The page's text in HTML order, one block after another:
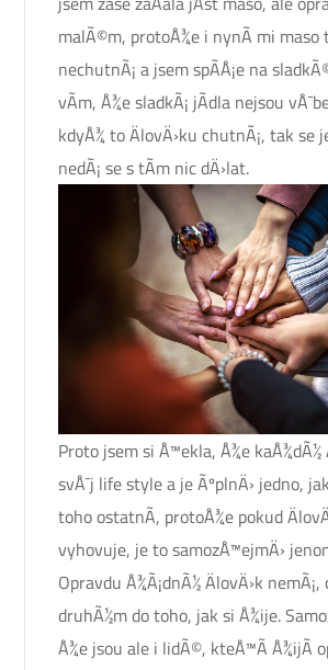
malÃ©m, protoÅ¾e i nynÃ­ mi maso
nechutnÃ¡ a jsem spÃ­Å¡e na
vÃ­m, Å¾e sladkÃ¡ jÃ­dla nejsou
kdyÅ¾ to ÄlovÄ›ku chutnÃ¡, tak se
nedÃ¡ se s tÃ­m nic dÄ›lat.
Proto jsem si Å™ekla, Å¾e kaÅ¾dÃ½
svÅ¯j life style a je ÃºplnÄ› jedno,
toho ostatnÃ­, protoÅ¾e pokud
vyhovuje, je to samozÅ™ejmÄ›
Opravdu Å¾Ã¡dnÃ½ ÄlovÄ›k
druhÃ½m do toho, jak si Å¾ije.
Å¾e jsou ale i lidÃ©, kteÅ™Ã­ Å¾ijÃ­